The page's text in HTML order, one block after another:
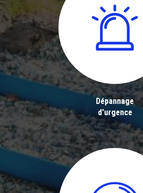
Dépannage
d'urgence